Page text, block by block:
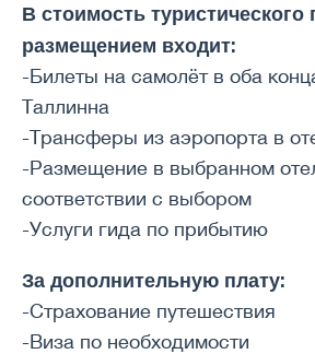
В стоимость туристического
размещением входит:
-Билеты на самолёт в оба
Таллинна
-Трансферы из аэропорта в
-Размещение в выбранном
соответствии с выбором
-Услуги гида по прибытию
За дополнительную плату:
-Страхование путешествия
-Виза по необходимости